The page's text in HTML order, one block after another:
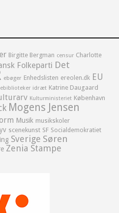
Birgitte Bergman censur Charlotte
Folkeparti Det
ebøger Enhedslisten ereolen.dk EU
idræt Katrine Daugaard
Kulturministeriet København
Mogens Jensen
Musik musikskoler
scenekunst SF Socialdemokratiet
Sverige Søren
Zenia Stampe